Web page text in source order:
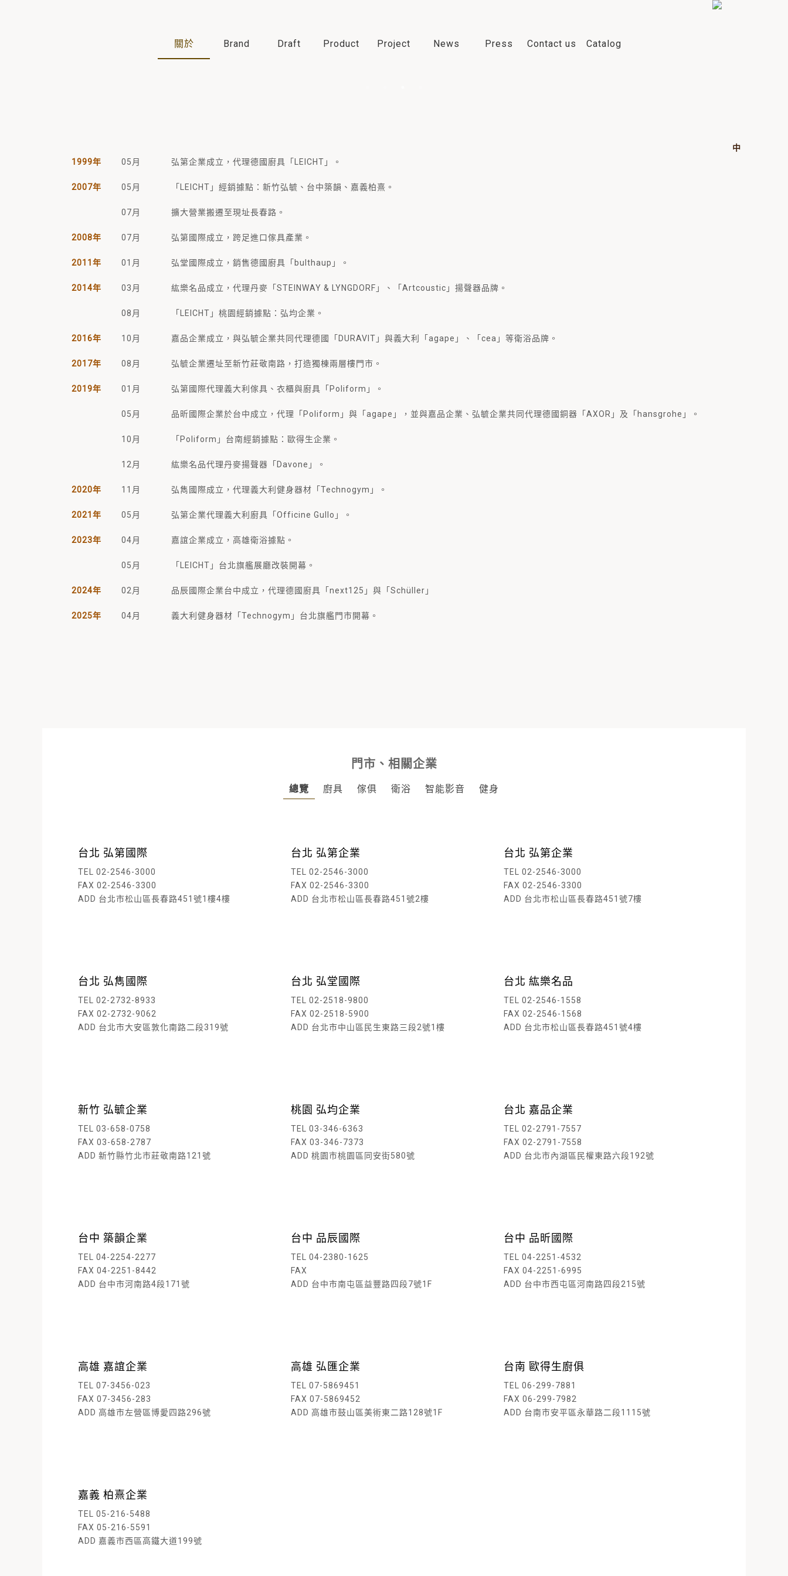
關於 Brand Draft Product Project News Press Contact us Catalog
中
1999年
05月 弘第企業成立，代理德國廚具「LEICHT」。
2007年 05月 「LEICHT」經銷據點：新竹弘毓、台中築韻、嘉義柏熹。
07月 擴大營業搬遷至現址長春路。
2008年 07月 弘第國際成立，跨足進口傢具產業。
2011年 01月 弘堂國際成立，銷售德國廚具「bulthaup」。
2014年 03月 紘樂名品成立，代理丹麥「STEINWAY & LYNGDORF」、「Artcoustic」揚聲器品牌。
08月 「LEICHT」桃園經銷據點：弘均企業。
2016年 10月 嘉品企業成立，與弘毓企業共同代理德國「DURAVIT」與義大利「agape」、「cea」等衛浴品牌。
2017年 08月 弘毓企業遷址至新竹莊敬南路，打造獨棟兩層樓門市。
2019年 01月 弘第國際代理義大利傢具、衣櫃與廚具「Poliform」。
05月 品昕國際企業於台中成立，代理「Poliform」與「agape」，並與嘉品企業、弘毓企業共同代理德國銅器「AXOR」及「hansgrohe」。
10月 「Poliform」台南經銷據點：歐得生企業。
12月 紘樂名品代理丹麥揚聲器「Davone」。
2020年 11月 弘雋國際成立，代理義大利健身器材「Technogym」。
2021年 05月 弘第企業代理義大利廚具「Officine Gullo」。
2023年 04月 嘉誼企業成立，高雄衛浴據點。
05月 「LEICHT」台北旗艦展廳改裝開幕。
2024年 02月 品辰國際企業台中成立，代理德國廚具「next125」與「Schüller」
2025年 04月 義大利健身器材「Technogym」台北旗艦門市開幕。
門市、相關企業
總覽 廚具 傢俱 衛浴 智能影音 健身
台北 弘第國際
TEL 02-2546-3000
FAX 02-2546-3300
ADD 台北市松山區長春路451號1樓4樓
台北 弘第企業
TEL 02-2546-3000
FAX 02-2546-3300
ADD 台北市松山區長春路451號2樓
台北 弘第企業
TEL 02-2546-3000
FAX 02-2546-3300
ADD 台北市松山區長春路451號7樓
台北 弘雋國際
TEL 02-2732-8933
FAX 02-2732-9062
ADD 台北市大安區敦化南路二段319號
台北 弘堂國際
TEL 02-2518-9800
FAX 02-2518-5900
ADD 台北市中山區民生東路三段2號1樓
台北 紘樂名品
TEL 02-2546-1558
FAX 02-2546-1568
ADD 台北市松山區長春路451號4樓
新竹 弘毓企業
TEL 03-658-0758
FAX 03-658-2787
ADD 新竹縣竹北市莊敬南路121號
桃園 弘均企業
TEL 03-346-6363
FAX 03-346-7373
ADD 桃園市桃園區同安街580號
台北 嘉品企業
TEL 02-2791-7557
FAX 02-2791-7558
ADD 台北市內湖區民權東路六段192號
台中 築韻企業
TEL 04-2254-2277
FAX 04-2251-8442
ADD 台中市河南路4段171號
台中 品辰國際
TEL 04-2380-1625
FAX
ADD 台中市南屯區益豐路四段7號1F
台中 品昕國際
TEL 04-2251-4532
FAX 04-2251-6995
ADD 台中市西屯區河南路四段215號
高雄 嘉誼企業
TEL 07-3456-023
FAX 07-3456-283
ADD 高雄市左營區博愛四路296號
高雄 弘匯企業
TEL 07-5869451
FAX 07-5869452
ADD 高雄市鼓山區美術東二路128號1F
台南 歐得生廚俱
TEL 06-299-7881
FAX 06-299-7982
ADD 台南市安平區永華路二段1115號
嘉義 柏熹企業
TEL 05-216-5488
FAX 05-216-5591
ADD 嘉義市西區高鐵大道199號